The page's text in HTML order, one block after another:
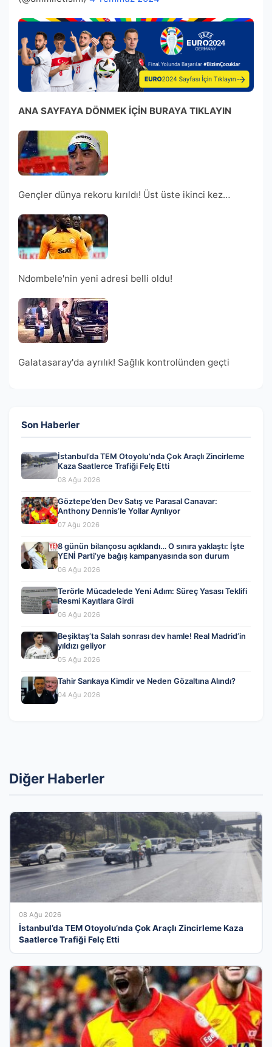
ANA SAYFAYA DÖNMEK İÇİN BURAYA TIKLAYIN
Gençler dünya rekoru kırıldı! Üst üste ikinci kez…
Ndombele'nin yeni adresi belli oldu!
Galatasaray'da ayrılık! Sağlık kontrolünden geçti
Son Haberler
İstanbul’da TEM Otoyolu’nda Çok Araçlı Zincirleme
Kaza Saatlerce Trafiği Felç Etti
08 Ağu 2026
Göztepe’den Dev Satış ve Parasal Canavar:
Anthony Dennis’le Yollar Ayrılıyor
07 Ağu 2026
8 günün bilançosu açıklandı… O sınıra yaklaştı: İşte
YENİ Parti’ye bağış kampanyasında son durum
06 Ağu 2026
Terörle Mücadelede Yeni Adım: Süreç Yasası Teklifi
Resmi Kayıtlara Girdi
06 Ağu 2026
Beşiktaş’ta Salah sonrası dev hamle! Real Madrid’in
yıldızı geliyor
05 Ağu 2026
Tahir Sarıkaya Kimdir ve Neden Gözaltına Alındı?
04 Ağu 2026
Diğer Haberler
08 Ağu 2026
İstanbul’da TEM Otoyolu’nda Çok Araçlı Zincirleme Kaza
Saatlerce Trafiği Felç Etti